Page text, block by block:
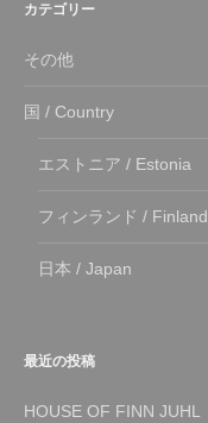
カテゴリー
その他
国 / Country
エストニア / Estonia
フィンランド / Finland
日本 / Japan
最近の投稿
HOUSE OF FINN JUHL